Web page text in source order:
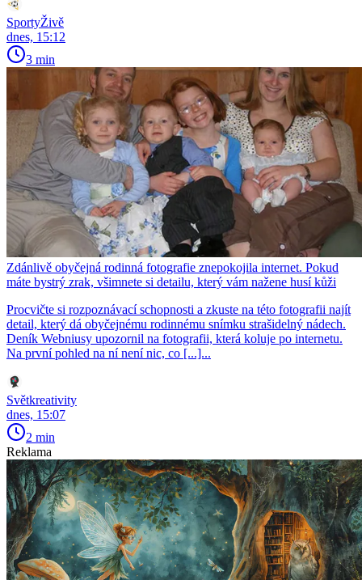
SportyŽivě
dnes, 15:12
3 min
Zdánlivě obyčejná rodinná fotografie znepokojila internet. Pokud
máte bystrý zrak, všimnete si detailu, který vám nažene husí kůži
Procvičte si rozpoznávací schopnosti a zkuste na této fotografii najít
detail, který dá obyčejnému rodinnému snímku strašidelný nádech.
Deník Webniusy upozornil na fotografii, která koluje po internetu.
Na první pohled na ní není nic, co [...]...
Světkreativity
dnes, 15:07
2 min
Reklama